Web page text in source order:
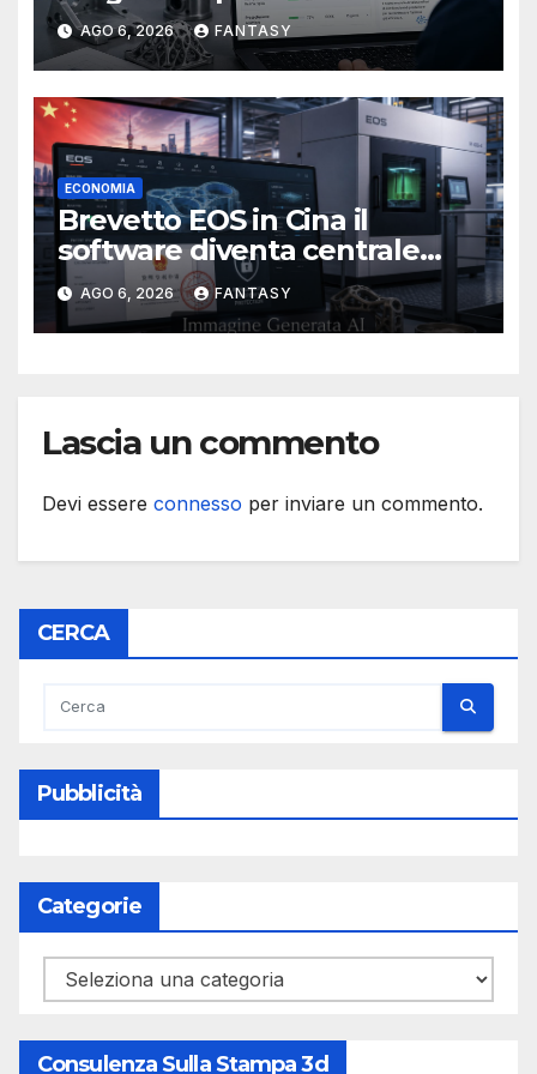
produttivo più adatto
AGO 6, 2026 FANTASY
ECONOMIA
Brevetto EOS in Cina il
software diventa centrale
nella stampa 3D industriale
AGO 6, 2026 FANTASY
Lascia un commento
Devi essere connesso per inviare un commento.
CERCA
Pubblicità
Categorie
Categorie
Consulenza Sulla Stampa 3d